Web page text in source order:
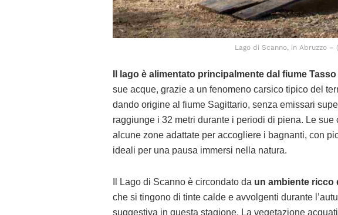
Lago di Scanno, in Abruzzo –
Il lago è alimentato principalmente dal fiume
sue acque, grazie a un fenomeno carsico tipico del
dando origine al fiume Sagittario, senza emissari
raggiunge i 32 metri durante i periodi di piena. Le
alcune zone adattate per accogliere i bagnanti, con
ideali per una pausa immersi nella natura.
Il Lago di Scanno è circondato da un ambiente ricco
che si tingono di tinte calde e avvolgenti durante
suggestiva in questa stagione. La vegetazione